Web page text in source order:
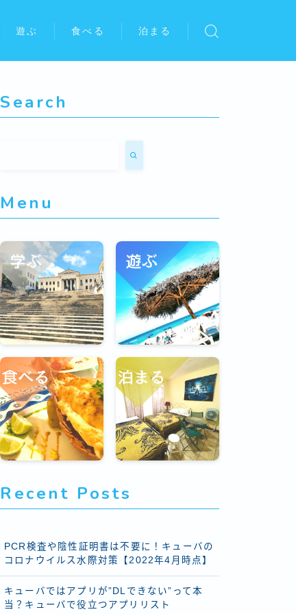
遊ぶ 食べる 泊まる
Search
Menu
Recent Posts
PCR検査や陰性証明書は不要に！キューバの
コロナウイルス水際対策【2022年4月時点】
キューバではアプリが”DLできない”って本
当？キューバで役立つアプリリスト